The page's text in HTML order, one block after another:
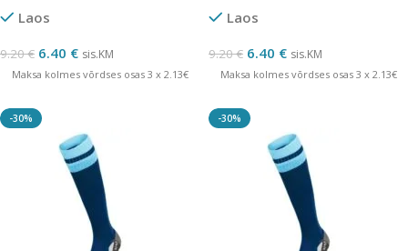
Laos
9.20€ 6.40 € sis.KM
Maksa kolmes võrdses osas 3 x 2.13€
Laos
9.20€ 6.40 € sis.KM
Maksa kolmes võrdses osas 3 x 2.13€
-30% -30%